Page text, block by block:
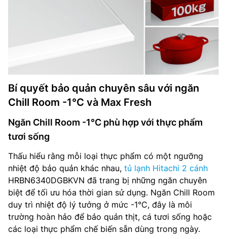
Bí quyết bảo quản chuyên sâu với ngăn
Chill Room -1°C và Max Fresh
Ngăn Chill Room -1°C phù hợp với thực phẩm
tươi sống
Thấu hiểu rằng mỗi loại thực phẩm có một ngưỡng
nhiệt độ bảo quản khác nhau, tủ lạnh Hitachi 2 cánh
HRBN6340DGBKVN đã trang bị những ngăn chuyên
biệt để tối ưu hóa thời gian sử dụng. Ngăn Chill Room
duy trì nhiệt độ lý tưởng ở mức -1°C, đây là môi
trường hoàn hảo để bảo quản thịt, cá tươi sống hoặc
các loại thực phẩm chế biến sẵn dùng trong ngày.